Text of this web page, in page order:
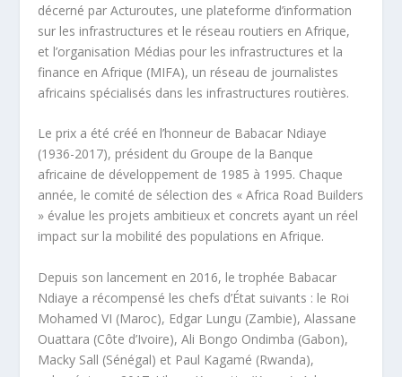
décerné par Acturoutes, une plateforme d’information
sur les infrastructures et le réseau routiers en Afrique,
et l’organisation Médias pour les infrastructures et la
finance en Afrique (MIFA), un réseau de journalistes
africains spécialisés dans les infrastructures routières.
Le prix a été créé en l’honneur de Babacar Ndiaye
(1936-2017), président du Groupe de la Banque
africaine de développement de 1985 à 1995. Chaque
année, le comité de sélection des « Africa Road Builders
» évalue les projets ambitieux et concrets ayant un réel
impact sur la mobilité des populations en Afrique.
Depuis son lancement en 2016, le trophée Babacar
Ndiaye a récompensé les chefs d’État suivants : le Roi
Mohamed VI (Maroc), Edgar Lungu (Zambie), Alassane
Ouattara (Côte d’Ivoire), Ali Bongo Ondimba (Gabon),
Macky Sall (Sénégal) et Paul Kagamé (Rwanda),